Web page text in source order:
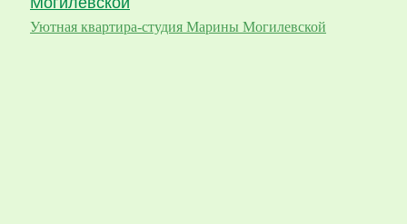
Уютная квартира-студия Марины Могилевской